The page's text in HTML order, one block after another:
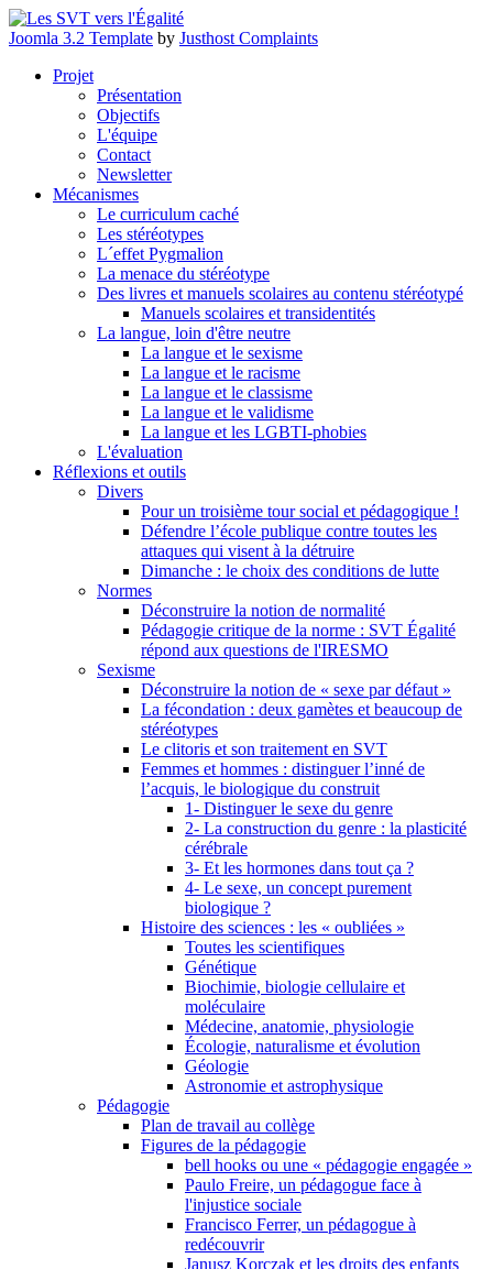
Joomla 3.2 Template by Justhost Complaints
Projet
Présentation
Objectifs
L'équipe
Contact
Newsletter
Mécanismes
Le curriculum caché
Les stéréotypes
L´effet Pygmalion
La menace du stéréotype
Des livres et manuels scolaires au contenu stéréotypé
Manuels scolaires et transidentités
La langue, loin d'être neutre
La langue et le sexisme
La langue et le racisme
La langue et le classisme
La langue et le validisme
La langue et les LGBTI-phobies
L'évaluation
Réflexions et outils
Divers
Pour un troisième tour social et pédagogique !
Défendre l’école publique contre toutes les
attaques qui visent à la détruire
Dimanche : le choix des conditions de lutte
Normes
Déconstruire la notion de normalité
Pédagogie critique de la norme : SVT Égalité
répond aux questions de l'IRESMO
Sexisme
Déconstruire la notion de « sexe par défaut »
La fécondation : deux gamètes et beaucoup de
stéréotypes
Le clitoris et son traitement en SVT
Femmes et hommes : distinguer l’inné de
l’acquis, le biologique du construit
1- Distinguer le sexe du genre
2- La construction du genre : la plasticité
cérébrale
3- Et les hormones dans tout ça ?
4- Le sexe, un concept purement
biologique ?
Histoire des sciences : les « oubliées »
Toutes les scientifiques
Génétique
Biochimie, biologie cellulaire et
moléculaire
Médecine, anatomie, physiologie
Écologie, naturalisme et évolution
Géologie
Astronomie et astrophysique
Pédagogie
Plan de travail au collège
Figures de la pédagogie
bell hooks ou une « pédagogie engagée »
Paulo Freire, un pédagogue face à
l'injustice sociale
Francisco Ferrer, un pédagogue à
redécouvrir
Janusz Korczak et les droits des enfants